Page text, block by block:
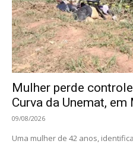
Mulher perde
Curva da Unemat, em
09/08/2026
Uma mulher de 42 anos,